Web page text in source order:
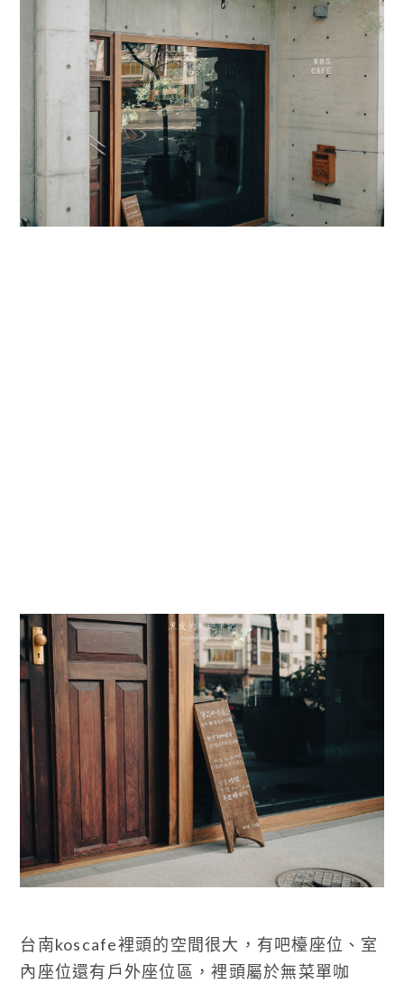
台南koscafe裡頭的空間很大，有吧檯座位、室
內座位還有戶外座位區，裡頭屬於無菜單咖